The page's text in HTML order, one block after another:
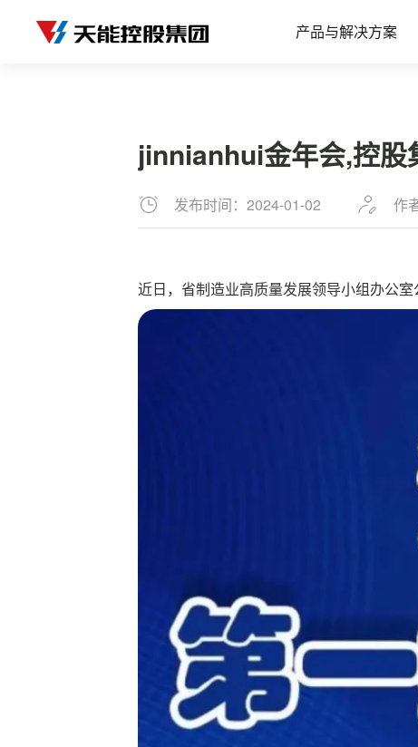
产品与解决方案
jinnianhui金年会,控股
发布时间：2024-01-02 作
近日，省制造业高质量发展领导小组办公